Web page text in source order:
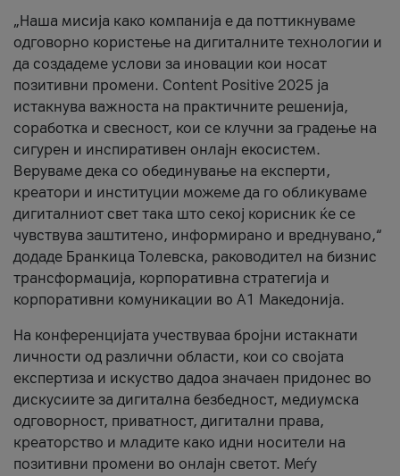
„Наша мисија како компанија е да поттикнуваме
одговорно користење на дигиталните технологии и
да создадеме услови за иновации кои носат
позитивни промени. Content Positive 2025 ја
истакнува важноста на практичните решенија,
соработка и свесност, кои се клучни за градење на
сигурен и инспиративен онлајн екосистем.
Веруваме дека со обединување на експерти,
креатори и институции можеме да го обликуваме
дигиталниот свет така што секој корисник ќе се
чувствува заштитено, информирано и вреднувано,“
додаде Бранкица Толевска, раководител на бизнис
трансформација, корпоративна стратегија и
корпоративни комуникации во А1 Македонија.
На конференцијата учествуваа бројни истакнати
личности од различни области, кои со својата
експертиза и искуство дадоа значаен придонес во
дискусиите за дигитална безбедност, медиумска
одговорност, приватност, дигитални права,
креаторство и младите како идни носители на
позитивни промени во онлајн светот. Меѓу